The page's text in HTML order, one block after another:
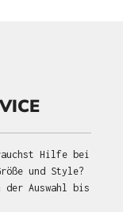
Hilfe bei
und Style?
Auswahl bis